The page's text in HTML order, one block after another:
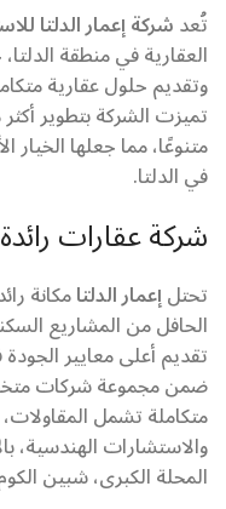
تُعدشركة إعمار الدلتا
العقارية في منطقة
وتقديم حلول عقارية
متنوعًا، مما جعلها الخيار
في الدلتا.
شركة عقارات
تحتلإعمار الدلتامكانة
الحافل من المشاريع
تقديم أعلى معايير
ضمن مجموعة شركات
متكاملة تشمل
والاستشارات الهندسية،
المحلة الكبرى، شبين